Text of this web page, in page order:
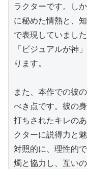
ラクターです。し
に秘めた情熱と、
で表現していまし
「ビジュアルが神
ります。
また、本作での彼
べき点です。彼の
打ちされたキレの
クターに説得力と
対照的に、理性的
燭と協力し、互い